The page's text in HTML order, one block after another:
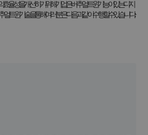
효율성을 개선하기 위해 기업은 버추얼 트윈 기능이 있는 디지
얼 트윈 기술을 통해 여러분은 다음과 같이 수행할 수 있습니다: